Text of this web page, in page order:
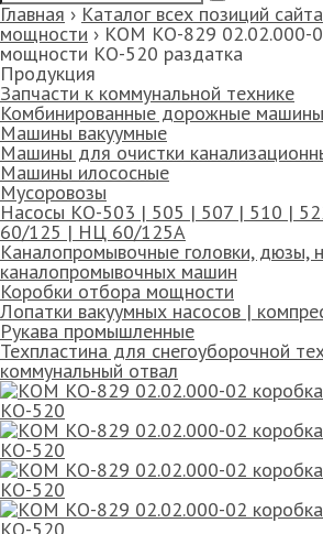
Главная › Каталог всех позиций сайта
мощности › КОМ КО-829 02.02.000-
мощности КО-520 раздатка
Продукция
Запчасти к коммунальной технике
Комбинированные дорожные машины
Машины вакуумные
Машины для очистки
Машины илососные
Мусоровозы
Насосы КО-503 | 505 | 507 | 510 |
60/125 | НЦ 60/125А
Каналопромывочные головки, дюзы,
каналопромывочных машин
Коробки отбора мощности
Лопатки вакуумных насосов |
Рукава промышленные
Техпластина для снегоуборочной
коммунальный отвал